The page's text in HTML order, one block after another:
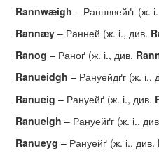
Rannwæigh – Раннввейґг (ж.
Rannæy – Ранней (ж. і., див.
Ranog – Раноґ (ж. і., див.
Ranueidgh – Рануейдґг (ж. і.,
Ranueig – Рануейґ (ж. і., див.
Ranueigh – Рануейґг (ж. і.,
Ranueyg – Рануейґ (ж. і., див.